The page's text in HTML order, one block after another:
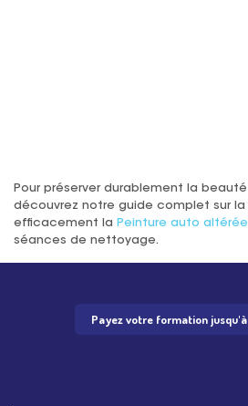
Pour préserver durablement la
découvrez notre guide complet sur
efficacement la Peinture auto
séances de nettoyage.
Payez votre formation jusqu'à